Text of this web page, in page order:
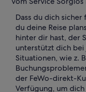
Dass du dich
du deine Reise
hinter dir hast, der
unterstützt dich
Situationen, wie z.
der FeWo-direkt-
Verfügung, um